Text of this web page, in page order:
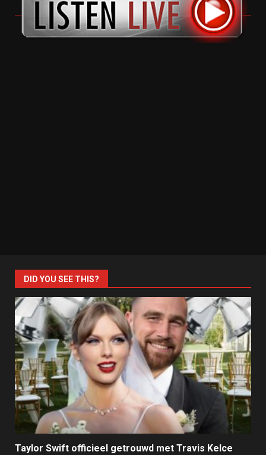
DID YOU SEE THIS?
Taylor Swift officieel getrouwd met Travis Kelce